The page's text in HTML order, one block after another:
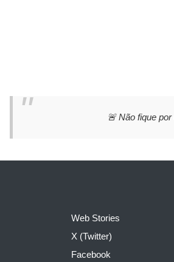
🚨 Não fique
Web Stories
X (Twitter)
Facebook